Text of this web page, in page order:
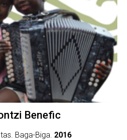
Benefic
Baga-Biga. 2016